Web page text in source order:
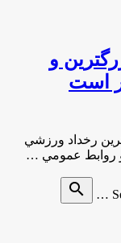
و
است
رخداد ورزشي
روابط عمومي …
search